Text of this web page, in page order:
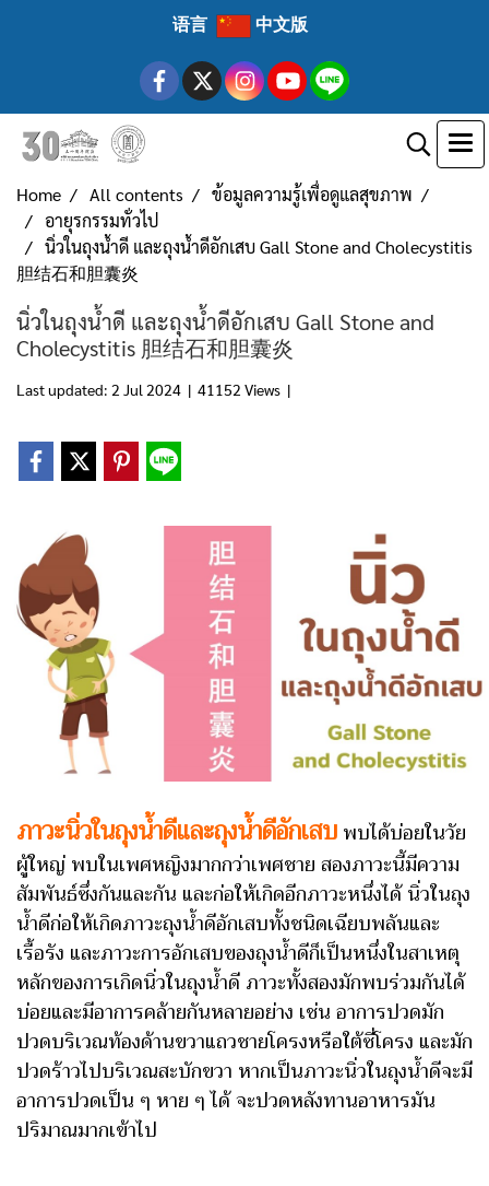
语言 中文版
Home All contents
ข้อมูลความรู้เพื่อดูแลสุขภาพ
อายุรกรรมทั่วไป
นิ่วในถุงน้ำดี และถุงน้ำดีอักเสบ Gall Stone and Cholecystitis
胆结石和胆囊炎
นิ่วในถุงน้ำดี และถุงน้ำดีอักเสบ Gall Stone and
Cholecystitis 胆结石和胆囊炎
Last updated: 2 Jul 2024 | 41152 Views |
ภาวะนิ่วในถุงน้ำดีและถุงน้ำดีอักเสบพบได้บ่อยในวัย
ผู้ใหญ่ พบในเพศหญิงมากกว่าเพศชาย สองภาวะนี้มีความ
สัมพันธ์ซึ่งกันและกัน และก่อให้เกิดอีกภาวะหนึ่งได้ นิ่วในถุง
น้ำดีก่อให้เกิดภาวะถุงน้ำดีอักเสบทั้งชนิดเฉียบพลันและ
เรื้อรัง และภาวะการอักเสบของถุงน้ำดีก็เป็นหนึ่งในสาเหตุ
หลักของการเกิดนิ่วในถุงน้ำดี ภาวะทั้งสองมักพบร่วมกันได้
บ่อยและมีอาการคล้ายกันหลายอย่าง เช่น อาการปวดมัก
ปวดบริเวณท้องด้านขวาแถวชายโครงหรือใต้ซี่โครง และมัก
ปวดร้าวไปบริเวณสะบักขวา หากเป็นภาวะนิ่วในถุงน้ำดีจะมี
อาการปวดเป็น ๆ หาย ๆ ได้ จะปวดหลังทานอาหารมัน
ปริมาณมากเข้าไป